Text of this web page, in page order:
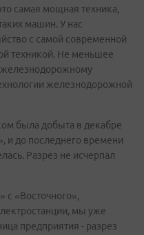
самая мощная техника,
машин. У нас
с самой современной
техникой. Не меньшее
железнодорожному
железнодорожной
была добыта в декабре
и до последнего времени
Разрез не исчерпал
с «Восточного»,
мы уже
предприятия - разрез